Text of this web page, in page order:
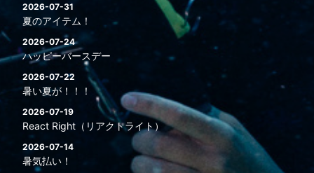
2026-07-31
夏のアイテム！
2026-07-24
ハッピーバースデー
2026-07-22
暑い夏が！！！
2026-07-19
React Right（リアクトライト）
2026-07-14
暑気払い！